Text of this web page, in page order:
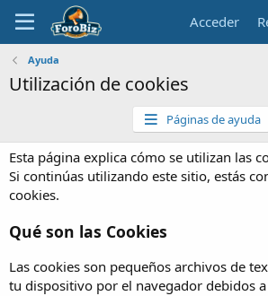
Acceder
Ayuda
Utilización de cookies
Páginas de ayuda
Esta página explica cómo se utilizan las
Si continúas utilizando este sitio, estás
cookies.
Qué son las Cookies
Las cookies son pequeños archivos de
tu dispositivo por el navegador debidos